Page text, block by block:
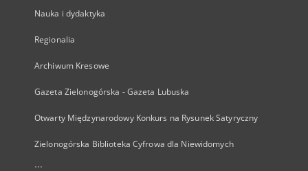
Nauka i dydaktyka
Regionalia
Archiwum Kresowe
Gazeta Zielonogórska - Gazeta Lubuska
Otwarty Międzynarodowy Konkurs na Rysunek Satyryczny
Zielonogórska Biblioteka Cyfrowa dla Niewidomych
...